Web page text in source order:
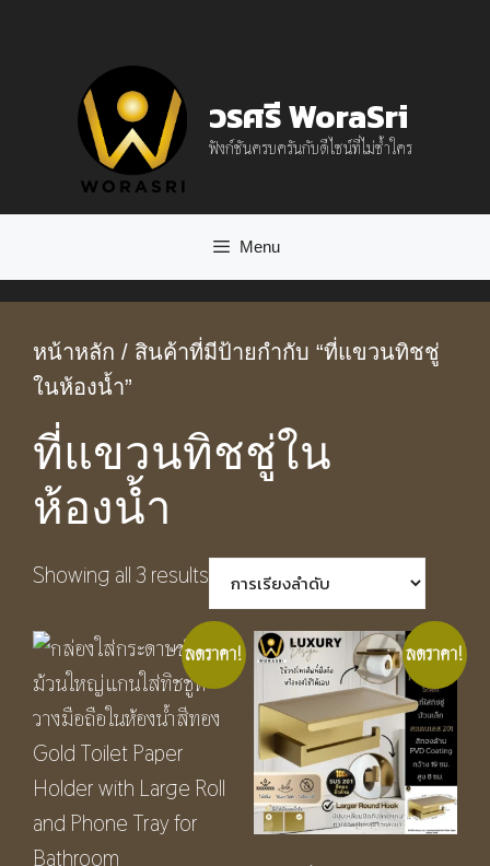
วรศรี WoraSri
ฟังก์ชันครบครันกับดีไซน์ที่ไม่ซ้ำใคร
Menu
หน้าหลัก / สินค้าที่มีป้ายกำกับ “ที่แขวนทิชชู่
ในห้องน้ำ”
ที่แขวนทิชชู่ใน
ห้องน้ำ
Showing all 3 results
ลดราคา! ลดราคา!